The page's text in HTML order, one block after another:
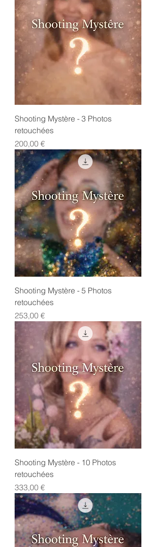
Shooting Mystère - 3 Photos
retouchées
Prix
200,00 €
Shooting Mystère - 5 Photos
retouchées
Prix
253,00 €
Shooting Mystère - 10 Photos
retouchées
Prix
333,00 €